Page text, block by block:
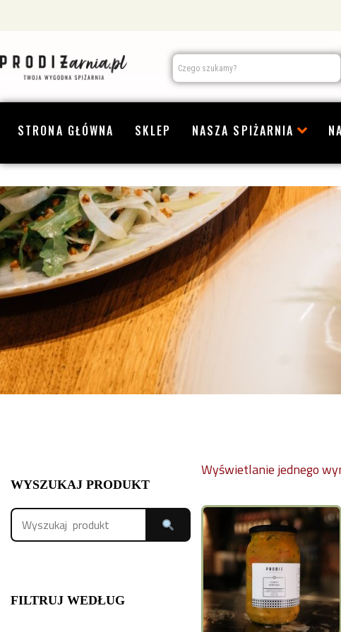
STRONA GŁÓWNA SKLEP NASZA SPIŻARNIA
WYSZUKAJ PRODUKT
FILTRUJ WEDŁUG
Wyświetlanie jednego